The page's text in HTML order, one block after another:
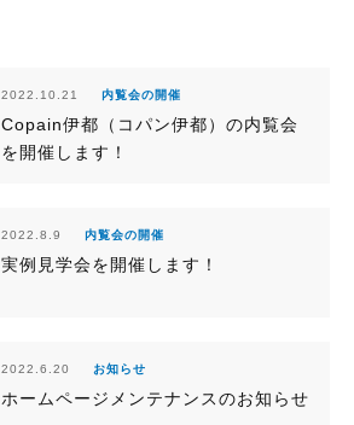
2022.10.21 内覧会の開催
Copain伊都（コパン伊都）の内覧会
を開催します！
2022.8.9 内覧会の開催
実例見学会を開催します！
2022.6.20 お知らせ
ホームページメンテナンスのお知らせ